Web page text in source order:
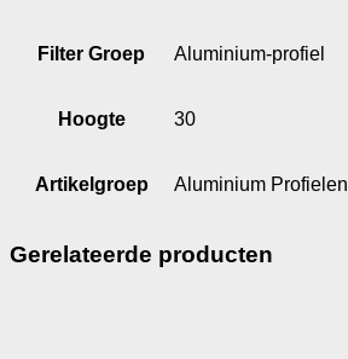
Filter Groep Aluminium-profiel
Hoogte 30
Artikelgroep Aluminium Profielen
Gerelateerde producten